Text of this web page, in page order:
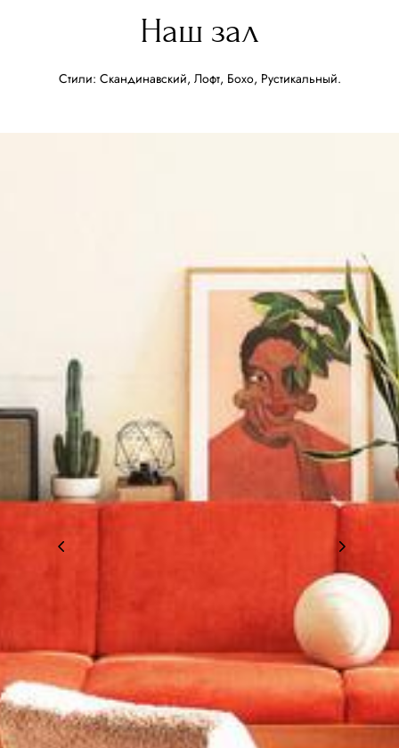
Наш зал
Стили: Скандинавский, Лофт, Бохо, Рустикальный.